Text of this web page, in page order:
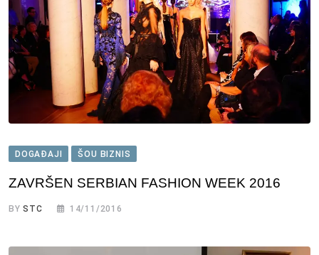
DOGAĐAJI ŠOU BIZNIS
ZAVRŠEN SERBIAN FASHION WEEK 2016
BYSTC 14/11/2016